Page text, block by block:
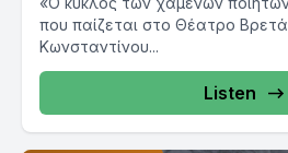
που παίζεται στο Θέατρο
Κωνσταντίνου...
Listen